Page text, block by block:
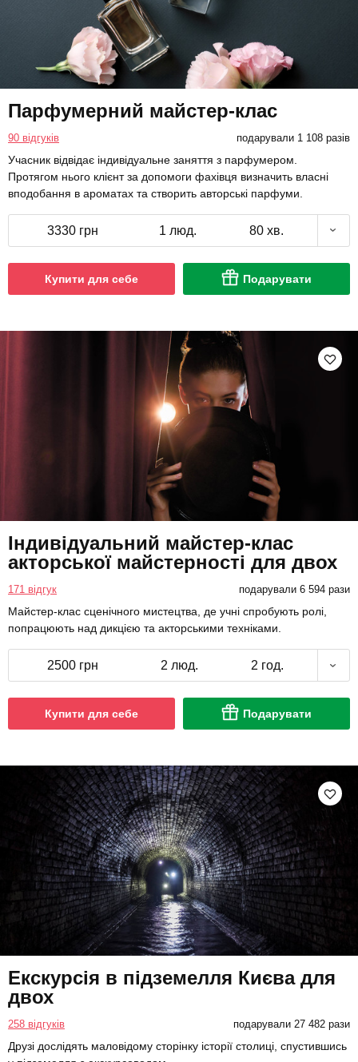
Парфумерний майстер-клас
90 відгуків подарували 1 108 разів
Учасник відвідає індивідуальне заняття з парфумером.
Протягом нього клієнт за допомоги фахівця визначить власні
вподобання в ароматах та створить авторські парфуми.
3330 грн 1 люд. 80 хв.
Купити для себе Подарувати
Індивідуальний майстер-клас
акторської майстерності для двох
171 відгук подарували 6 594 рази
Майстер-клас сценічного мистецтва, де учні спробують ролі,
попрацюють над дикцією та акторськими техніками.
2500 грн 2 люд. 2 год.
Купити для себе Подарувати
Екскурсія в підземелля Києва для
двох
258 відгуків подарували 27 482 рази
Друзі дослідять маловідому сторінку історії столиці, спустившись